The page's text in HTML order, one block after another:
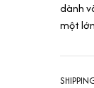
dành
một